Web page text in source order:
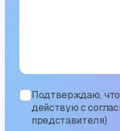
Подтверждаю,
действую с
представителя)